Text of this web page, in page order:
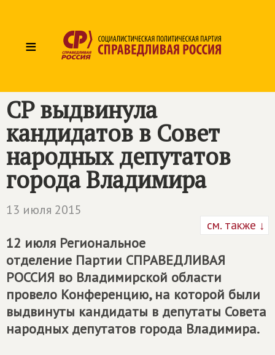
≡
СР выдвинула
кандидатов в Совет
народных депутатов
города Владимира
13 июля 2015
см. также ↓
12 июля Региональное
отделение Партии СПРАВЕДЛИВАЯ
РОССИЯ во Владимирской области
провело Конференцию, на которой были
выдвинуты кандидаты в депутаты Совета
народных депутатов города Владимира.